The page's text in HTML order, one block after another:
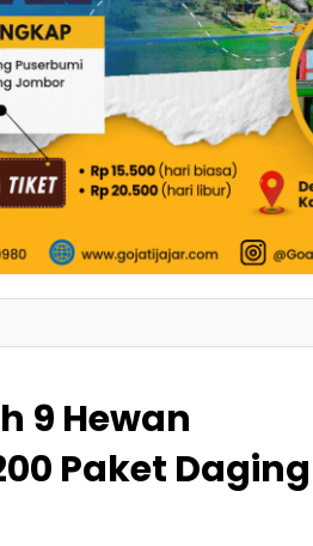
9 Hewan
Paket Daging